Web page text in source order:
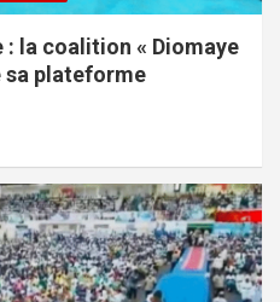
la coalition « Diomaye
sa plateforme